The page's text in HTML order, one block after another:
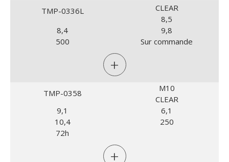
TMP-0336L
CLEAR
8,5
8,4
9,8
500
Sur commande
+
TMP-0358
M10
CLEAR
9,1
6,1
10,4
250
72h
+